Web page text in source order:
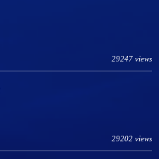
29247 views
29202 views